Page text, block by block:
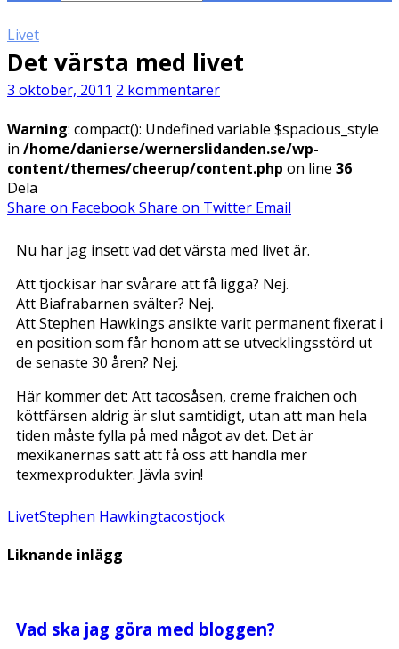
Livet
Det värsta med livet
3 oktober, 2011 2 kommentarer
Warning: compact(): Undefined variable $spacious_style
in /home/danierse/wernerslidanden.se/wp-
content/themes/cheerup/content.php on line 36
Dela
Share on FacebookShare on Twitter Email
Nu har jag insett vad det värsta med livet är.
Att tjockisar har svårare att få ligga? Nej.
Att Biafrabarnen svälter? Nej.
Att Stephen Hawkings ansikte varit permanent fixerat i
en position som får honom att se utvecklingsstörd ut
de senaste 30 åren? Nej.
Här kommer det: Att tacosåsen, creme fraichen och
köttfärsen aldrig är slut samtidigt, utan att man hela
tiden måste fylla på med något av det. Det är
mexikanernas sätt att få oss att handla mer
texmexprodukter. Jävla svin!
LivetStephen Hawkingtacostjock
Liknande inlägg
Vad ska jag göra med bloggen?